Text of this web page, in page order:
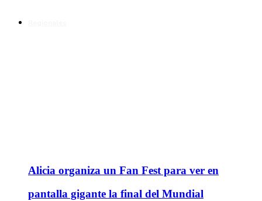
Alicia organiza un Fan Fest para ver en
pantalla gigante la final del Mundial